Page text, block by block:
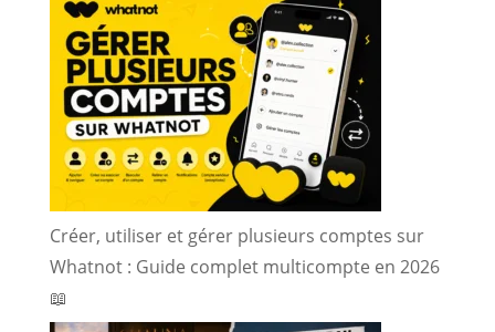
Créer, utiliser et gérer plusieurs comptes sur
Whatnot : Guide complet multicompte en 2026
📖